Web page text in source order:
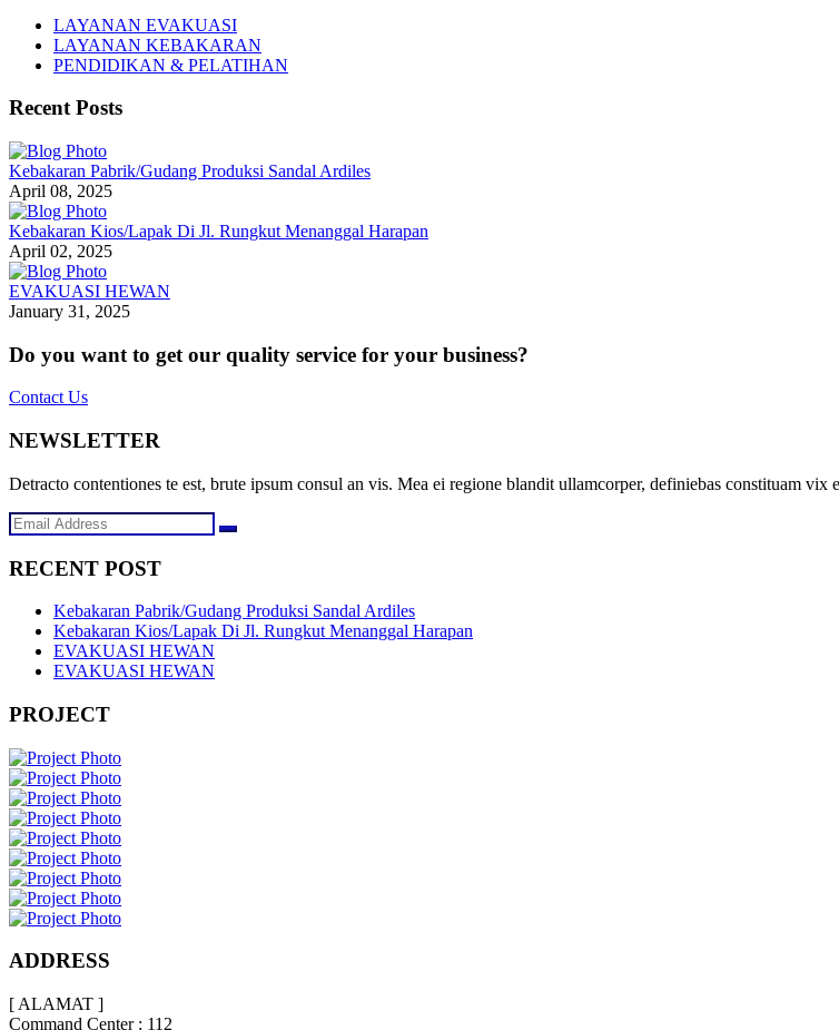
LAYANAN EVAKUASI
LAYANAN KEBAKARAN
PENDIDIKAN & PELATIHAN
Recent Posts
Kebakaran Pabrik/Gudang Produksi Sandal Ardiles
April 08, 2025
Kebakaran Kios/Lapak Di Jl. Rungkut Menanggal Harapan
April 02, 2025
EVAKUASI HEWAN
January 31, 2025
Do you want to get our quality service for your business?
Contact Us
NEWSLETTER
Detracto contentiones te est, brute ipsum consul an vis. Mea ei regione blandit ullamcorper, definiebas constituam vix
RECENT POST
Kebakaran Pabrik/Gudang Produksi Sandal Ardiles
Kebakaran Kios/Lapak Di Jl. Rungkut Menanggal Harapan
EVAKUASI HEWAN
EVAKUASI HEWAN
PROJECT
ADDRESS
[ ALAMAT ]
Command Center : 112